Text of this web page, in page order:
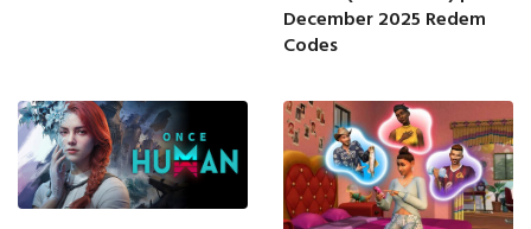
December 2025 Redem
Codes